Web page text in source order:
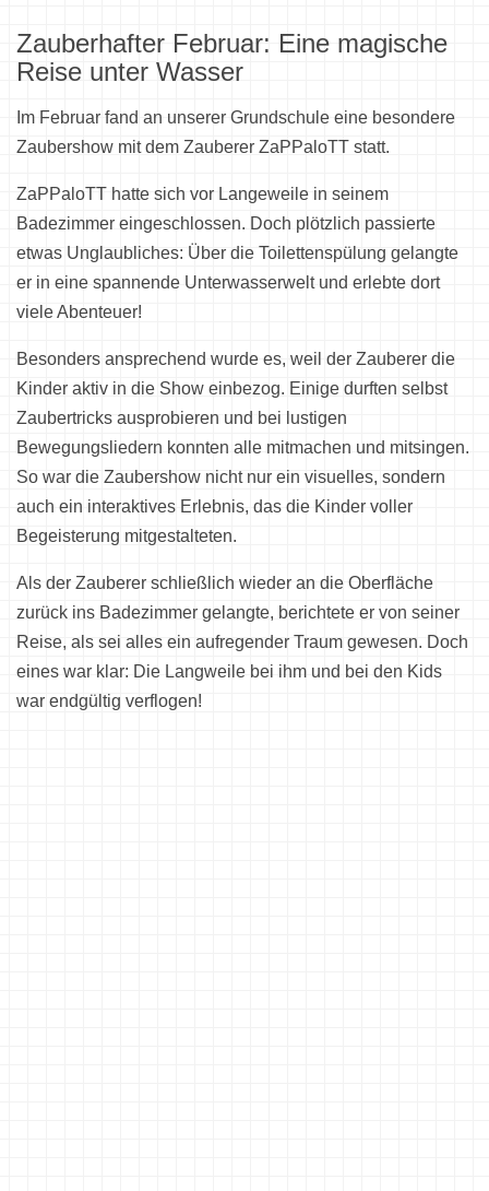
Zauberhafter Februar: Eine magische
Reise unter Wasser
Im Februar fand an unserer Grundschule eine besondere
Zaubershow mit dem Zauberer ZaPPaloTT statt.
ZaPPaloTT hatte sich vor Langeweile in seinem
Badezimmer eingeschlossen. Doch plötzlich passierte
etwas Unglaubliches: Über die Toilettenspülung gelangte
er in eine spannende Unterwasserwelt und erlebte dort
viele Abenteuer!
Besonders ansprechend wurde es, weil der Zauberer die
Kinder aktiv in die Show einbezog. Einige durften selbst
Zaubertricks ausprobieren und bei lustigen
Bewegungsliedern konnten alle mitmachen und mitsingen.
So war die Zaubershow nicht nur ein visuelles, sondern
auch ein interaktives Erlebnis, das die Kinder voller
Begeisterung mitgestalteten.
Als der Zauberer schließlich wieder an die Oberfläche
zurück ins Badezimmer gelangte, berichtete er von seiner
Reise, als sei alles ein aufregender Traum gewesen. Doch
eines war klar: Die Langweile bei ihm und bei den Kids
war endgültig verflogen!